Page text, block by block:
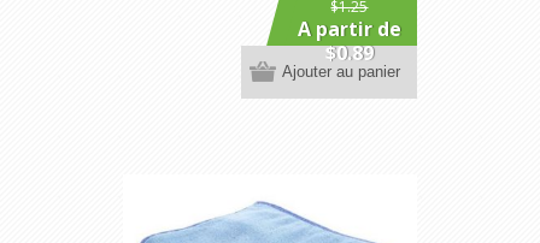
$1.25
A partir de
$0.89
Ajouter au panier